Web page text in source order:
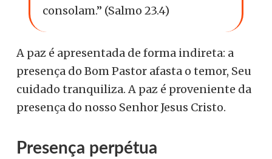
consolam.” (Salmo 23.4)
A paz é apresentada de forma indireta: a
presença do Bom Pastor afasta o temor, Seu
cuidado tranquiliza. A paz é proveniente da
presença do nosso Senhor Jesus Cristo.
Presença perpétua